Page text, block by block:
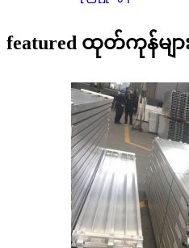
featured ထုတ်ကုန်မျာ